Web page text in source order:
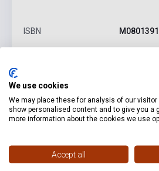
ISBN
Kiadó EMB
Formátum
We use cookies
We may place these for analysis of our visitor
show personalised content and to give you a
more information about the cookies we use
Accept all